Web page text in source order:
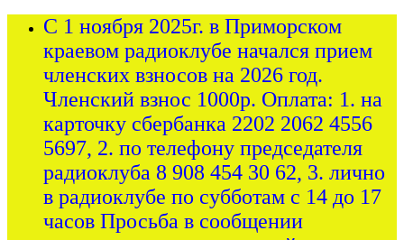
С 1 ноября 2025г. в Приморском
краевом радиоклубе начался прием
членских взносов на 2026 год.
Членский взнос 1000р. Оплата: 1. на
карточку сбербанка 2202 2062 4556
5697, 2. по телефону председателя
радиоклуба 8 908 454 30 62, 3. лично
в радиоклубе по субботам с 14 до 17
часов Просьба в сообщении